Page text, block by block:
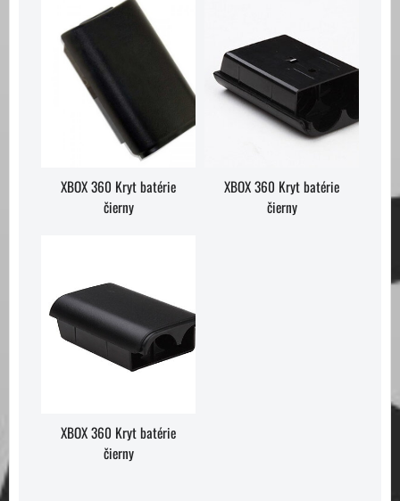
XBOX 360 Kryt batérie
čierny
XBOX 360 Kryt batérie
čierny
XBOX 360 Kryt batérie
čierny